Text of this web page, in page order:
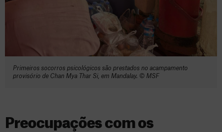
Primeiros socorros psicológicos são prestados no acampamento
provisório de Chan Mya Thar Si, em Mandalay. © MSF
Preocupações com os